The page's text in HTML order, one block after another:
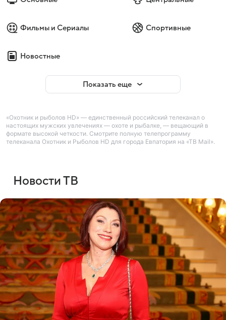
Фильмы и Сериалы Спортивные
Новостные
Показать еще
«Охотник и рыболов HD» — единственный российский телеканал о
настоящих мужских увлечениях — охоте и рыбалке, — вещающий в
формате высокой четкости. Смотрите полную телепрограмму
телеканала Охотник и Рыболов HD для города Евпатория на «ТВ Mail».
Новости ТВ